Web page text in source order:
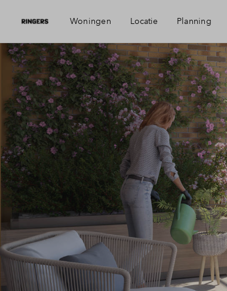
Woningen Locatie
Visie
Bereikbaarheid
Voorzieningen
Geschiedenis
Alkmaar
Planning